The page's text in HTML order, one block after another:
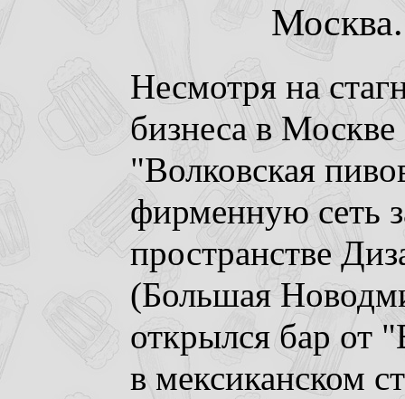
Несмотря на
бизнеса в
"Волковская
фирменную сеть
пространстве
(Большая
открылся бар от
в мексиканском